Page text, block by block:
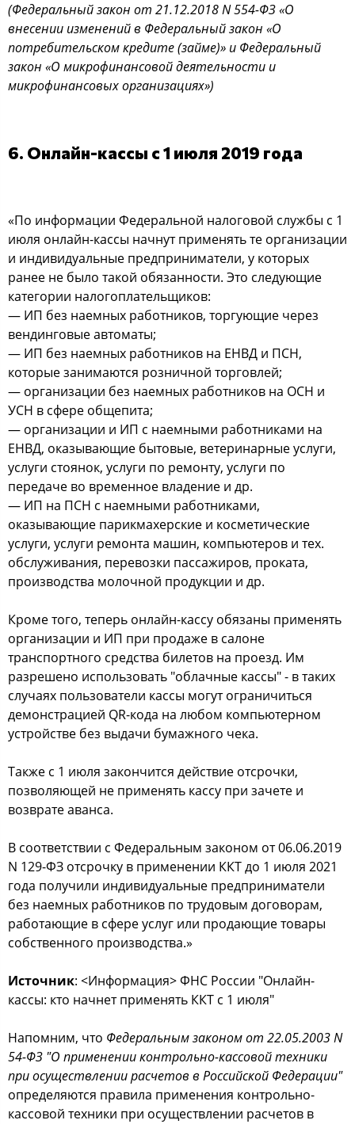
(Федеральный закон от 21.12.2018 N 554-ФЗ «О
внесении изменений в Федеральный закон «О
потребительском кредите (займе)» и Федеральный
закон «О микрофинансовой деятельности и
микрофинансовых организациях»)
6. Онлайн-кассы с 1 июля 2019 года
«По информации Федеральной налоговой службы с 1
июля онлайн-кассы начнут применять те организации
и индивидуальные предприниматели, у которых
ранее не было такой обязанности. Это следующие
категории налогоплательщиков:
— ИП без наемных работников, торгующие через
вендинговые автоматы;
— ИП без наемных работников на ЕНВД и ПСН,
которые занимаются розничной торговлей;
— организации без наемных работников на ОСН и
УСН в сфере общепита;
— организации и ИП с наемными работниками на
ЕНВД, оказывающие бытовые, ветеринарные услуги,
услуги стоянок, услуги по ремонту, услуги по
передаче во временное владение и др.
— ИП на ПСН с наемными работниками,
оказывающие парикмахерские и косметические
услуги, услуги ремонта машин, компьютеров и тех.
обслуживания, перевозки пассажиров, проката,
производства молочной продукции и др.
Кроме того, теперь онлайн-кассу обязаны применять
организации и ИП при продаже в салоне
транспортного средства билетов на проезд. Им
разрешено использовать "облачные кассы" - в таких
случаях пользователи кассы могут ограничиться
демонстрацией QR-кода на любом компьютерном
устройстве без выдачи бумажного чека.
Также с 1 июля закончится действие отсрочки,
позволяющей не применять кассу при зачете и
возврате аванса.
В соответствии с Федеральным законом от 06.06.2019
N 129-ФЗ отсрочку в применении ККТ до 1 июля 2021
года получили индивидуальные предприниматели
без наемных работников по трудовым договорам,
работающие в сфере услуг или продающие товары
собственного производства.»
Источник: <Информация> ФНС России "Онлайн-
кассы: кто начнет применять ККТ с 1 июля"
Напомним, что Федеральным законом от 22.05.2003 N
54-ФЗ "О применении контрольно-кассовой техники
при осуществлении расчетов в Российской Федерации"
определяются правила применения контрольно-
кассовой техники при осуществлении расчетов в